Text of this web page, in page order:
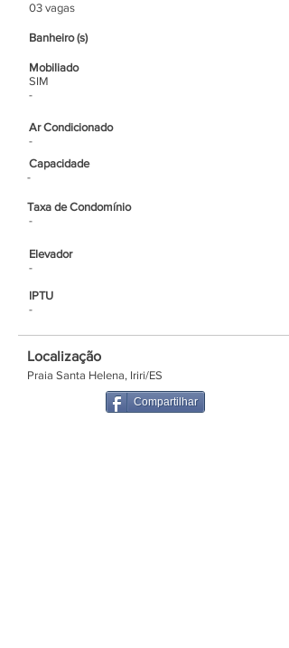
03 vagas
Banheiro (s)
Mobiliado
SIM
-
Ar Condicionado
-
Capacidade
-
Taxa de Condomínio
-
Elevador
-
IPTU
-
Localização
Praia Santa Helena, Iriri/ES
Compartilhar